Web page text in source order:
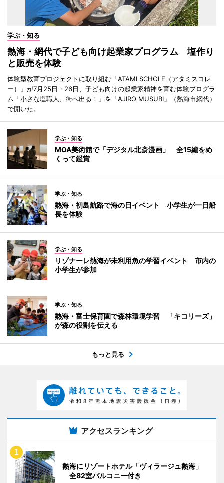
学ぶ・知る
熱海・網代で子ども向け起業家プログラム 塩作り
と販売を体験
体験型教育プロジェクトに取り組む「ATAMI SCHOLE（アタミスコレ
ー）」が7月25日・26日、子ども向けの起業家精神を育む体験プログラ
ム「小さな塩職人、街へ出る！」を「AJIRO MUSUBI」（熱海市網代）
で開いた。
学ぶ・知る
MOA美術館で「デジタル北斎漫画」 全15編をめ
くって鑑賞
学ぶ・知る
熱海・初島航路で海の日イベント 小学生が一日船
長を体験
学ぶ・知る
リゾナーレ熱海が未利用魚の学習イベント 市内の
小学生が参加
学ぶ・知る
熱海・富士保育園で森林環境学習 「キコリーズ」
が森の役割を伝える
もっと見る
アクセスランキング
熱海にリゾートホテル「ヴィラージュ熱海」
全82室バルコニー付き